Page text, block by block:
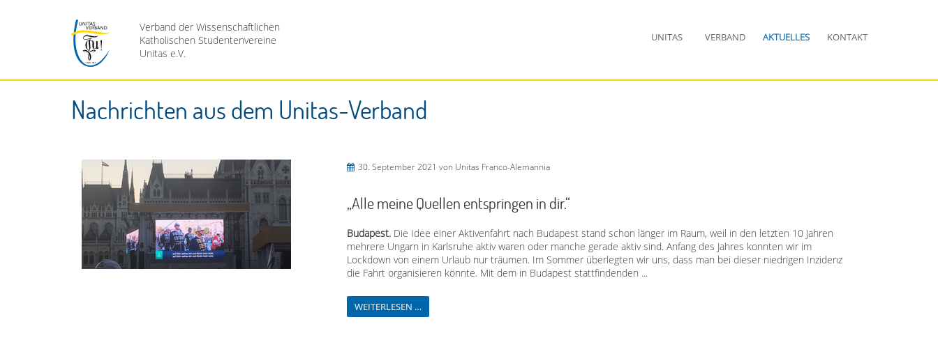
Verband der Wissenschaftlichen
Katholischen Studentenvereine
Unitas e.V.
UNITAS VERBAND AKTUELLES KONTAKT
Nachrichten aus dem Unitas-Verband
30. September 2021 von Unitas Franco-Alemannia
„Alle meine Quellen entspringen in dir.“
Budapest. Die Idee einer Aktivenfahrt nach Budapest stand schon länger im Raum, weil in den letzten 10 Jahren
mehrere Ungarn in Karlsruhe aktiv waren oder manche gerade aktiv sind. Anfang des Jahres konnten wir im
Lockdown von einem Urlaub nur träumen. Im Sommer überlegten wir uns, dass man bei dieser niedrigen Inzidenz
die Fahrt organisieren könnte. Mit dem in Budapest stattfindenden ...
WEITERLESEN …